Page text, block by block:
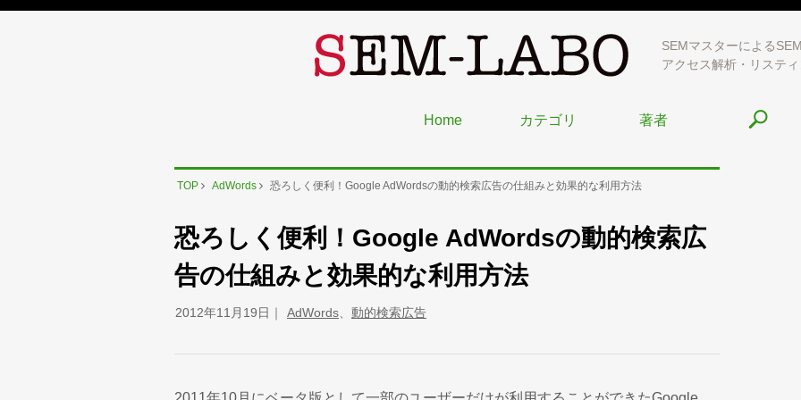
SEMマスターによる
アクセス解析・リステ
Home カテゴリ 著者
TOP AdWords 恐ろしく便利！Google AdWordsの動的検索広告の仕組みと効果的な利用方法
恐ろしく便利！Google AdWordsの動的検索広
告の仕組みと効果的な利用方法
2012年11月19日 AdWords 動的検索広告